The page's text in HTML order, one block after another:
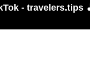
🎵 TikTok -